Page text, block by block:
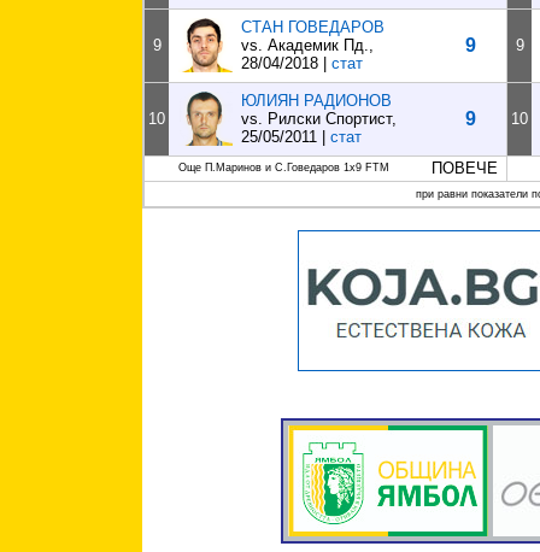
9
СТАН ГОВЕДАРОВ
vs. Академик Пд.,
28/04/2018 |
стат
9 9
10
ЮЛИЯН РАДИОНОВ
vs. Рилски Спортист,
25/05/2011 |
стат
9 10
Още П.Маринов и С.Говедаров 1x9 FTM ПОВЕЧЕ
при равни показатели